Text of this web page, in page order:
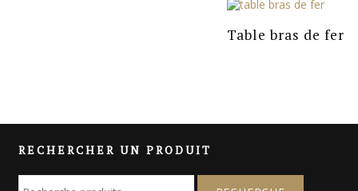
Table bras de fer
RECHERCHER UN PRODUIT